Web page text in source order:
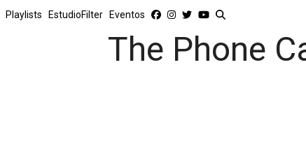
Playlists EstudioFilter Eventos
The Phone